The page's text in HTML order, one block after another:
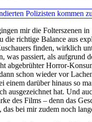
mir die Folterszenen
die richtige Balance aus
finden, wirklich
was passiert, als aufgrund
abgebrühter Horror-
schon wieder vor
einem darüber hinaus so
ausgezeichnet hat. Und
des Films – denn das
das bei mir zudem noch